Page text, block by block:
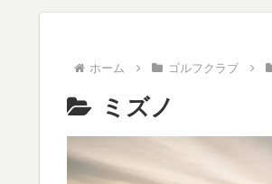
ホーム ゴルフクラブ
ミズノ